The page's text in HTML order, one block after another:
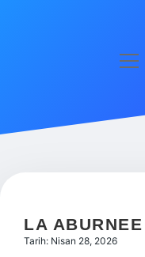
Hakkımızda
LA
Tarih: Nisan 28, 2026